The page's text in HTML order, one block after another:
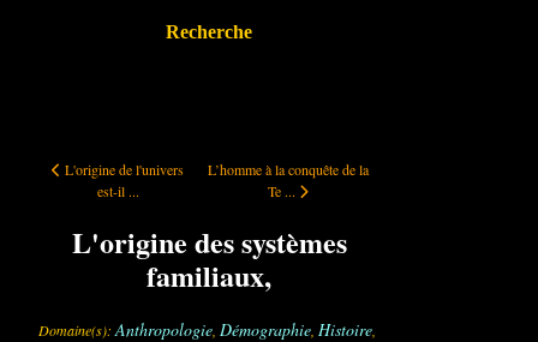
Recherche
L'origine de l'univers est-il pensable ?
L'origine de l'univers
est-il ...
L’homme à la conquête de la Terre
L’homme à la conquête de la
Te ...
L'origine des systèmes
familiaux,
Domaine(s): Anthropologie Démographie Histoire